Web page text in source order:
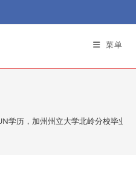
菜单
学历，加州州立大学北岭分校毕业